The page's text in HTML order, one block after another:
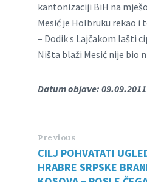
kantonizaciji BiH na
Mesić je Holbruku rekao i
– Dodik s Lajčakom lašti
Ništa blaži Mesić nije bio
Datum objave: 09.09.2011
Previous
CILJ POHVATATI
HRABRE SRPSKE